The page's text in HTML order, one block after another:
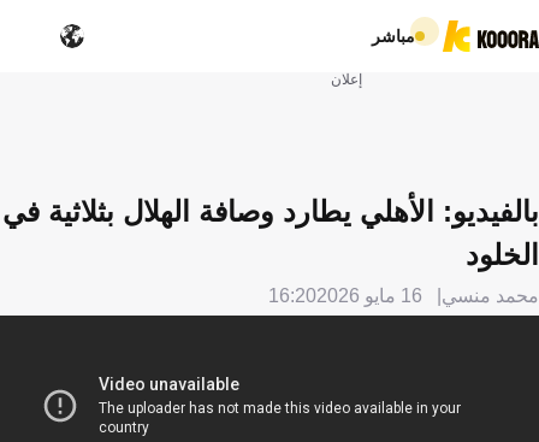
مباشر
إعلان
بالفيديو: الأهلي يطارد وصافة الهلال بثلاثية في
الخلود
محمد منسي 16 مايو 2026 16:20